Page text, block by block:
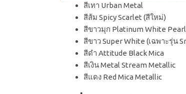
สีเทา Urban Metal
สีส้ม Spicy Scarlet (สีใหม่)
สีขาวมุก Platinum White
สีขาว Super White (เฉพาะรุ่น
สีดำ Attitude Black Mica
สีเงิน Metal Stream Metallic
สีแดง Red Mica Metallic